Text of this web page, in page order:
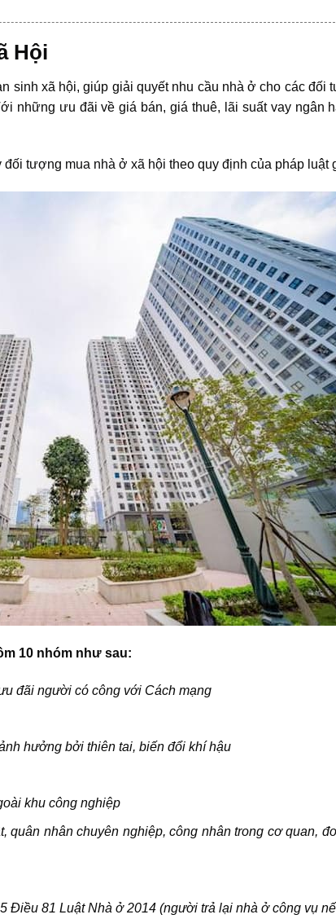
Hội
sinh xã hội, giúp giải quyết nhu cầu nhà ở cho các đối
những ưu đãi về giá bán, giá thuê, lãi suất vay ngân
đối tượng mua nhà ở xã hội theo quy định của pháp luật
10 nhóm như sau:
đãi người có công với Cách mạng
hưởng bởi thiên tai, biến đổi khí hậu
khu công nghiệp
quân nhân chuyên nghiệp, công nhân trong cơ quan,
Điều 81 Luật Nhà ở 2014 (người trả lại nhà ở công vụ